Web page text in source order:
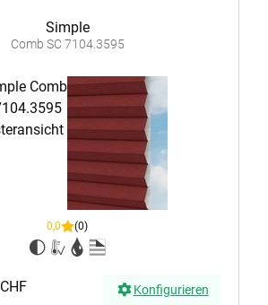
Simple
Comb SC 7104.3595
0,0 (0)
CHF Konfigurieren